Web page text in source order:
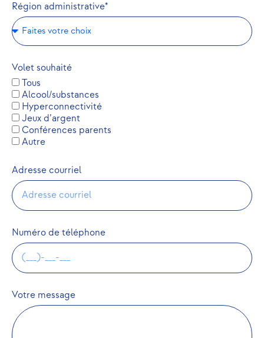
Région administrative*
Volet souhaité
Tous
Alcool/substances
Hyperconnectivité
Jeux d’argent
Conférences parents
Autre
Adresse courriel
Numéro de téléphone
Votre message